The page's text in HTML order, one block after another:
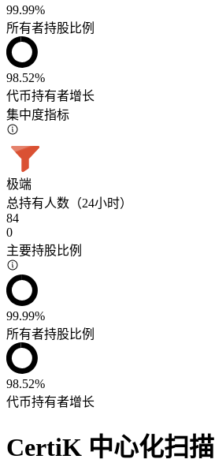
99.99%
所有者持股比例
98.52%
代币持有者增长
集中度指标
极端
总持有人数（24小时）
84
0
主要持股比例
99.99%
所有者持股比例
98.52%
代币持有者增长
CertiK 中心化扫描